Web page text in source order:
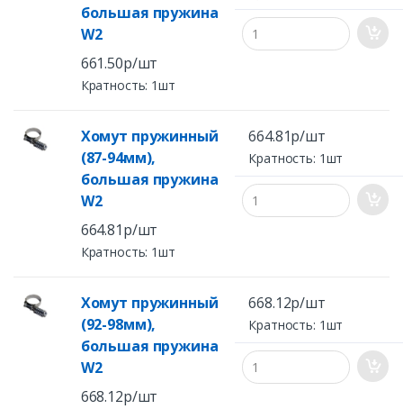
большая пружина
W2
661.50р/шт
Кратность: 1шт
Хомут пружинный
(87-94мм),
большая пружина
W2
664.81р/шт
Кратность: 1шт
664.81р/шт
Кратность: 1шт
Хомут пружинный
(92-98мм),
большая пружина
W2
668.12р/шт
668.12р/шт
Кратность: 1шт